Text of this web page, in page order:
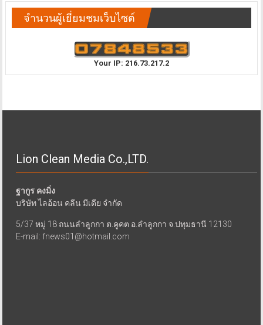
จำนวนผู้เยี่ยมชมเว็บไซต์
Your IP: 216.73.217.2
Lion Clean Media Co.,LTD.
ฐากูร คงมิ่ง
บริษัท ไลอ้อน คลีน มีเดีย จำกัด
5/37 หมู่ 18 ถนนลำลูกกา ต.คูคต อ.ลำลูกกา จ.ปทุมธานี 12130
E-mail: fnews01@hotmail.com